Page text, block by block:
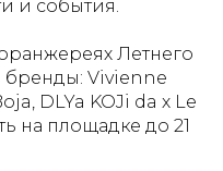
и события.
Летнего
бренды: Vivienne
DLYa KOJi da х Le
на площадке до 21